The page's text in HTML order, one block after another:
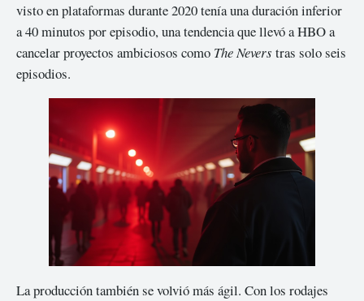
visto en plataformas durante 2020 tenía una duración inferior
a 40 minutos por episodio, una tendencia que llevó a HBO a
cancelar proyectos ambiciosos como The Nevers tras solo seis
episodios.
La producción también se volvió más ágil. Con los rodajes